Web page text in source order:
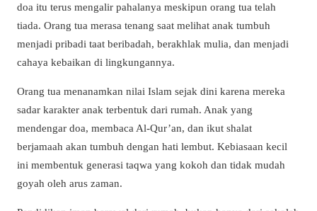
doa itu terus mengalir pahalanya meskipun orang tua telah
tiada. Orang tua merasa tenang saat melihat anak tumbuh
menjadi pribadi taat beribadah, berakhlak mulia, dan menjadi
cahaya kebaikan di lingkungannya.
Orang tua menanamkan nilai Islam sejak dini karena mereka
sadar karakter anak terbentuk dari rumah. Anak yang
mendengar doa, membaca Al-Qur’an, dan ikut shalat
berjamaah akan tumbuh dengan hati lembut. Kebiasaan kecil
ini membentuk generasi taqwa yang kokoh dan tidak mudah
goyah oleh arus zaman.